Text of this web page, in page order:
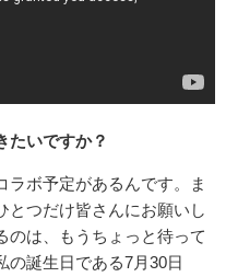
いですか？
ボ予定があるんです。ま
とつだけ皆さんにお願いし
のは、もうちょっと待って
の誕生日である7月30日